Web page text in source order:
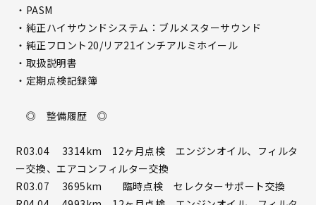
・PASM
・純正ハイサウンドシステム：ブルメスターサウンド
・純正フロント20/リア21インチアルミホイール
・取扱説明書
・定期点検記録簿
◎ 整備履歴 ◎
R03.04 3314km 12ヶ月点検 エンジンオイル、フィルタ
ー交換、エアコンフィルター交換
R03.07 3695km 臨時点検 セレクターサポート交換